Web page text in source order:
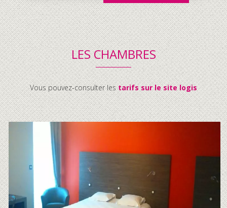
LES CHAMBRES
Vous pouvez-consulter lestarifs sur le site logis